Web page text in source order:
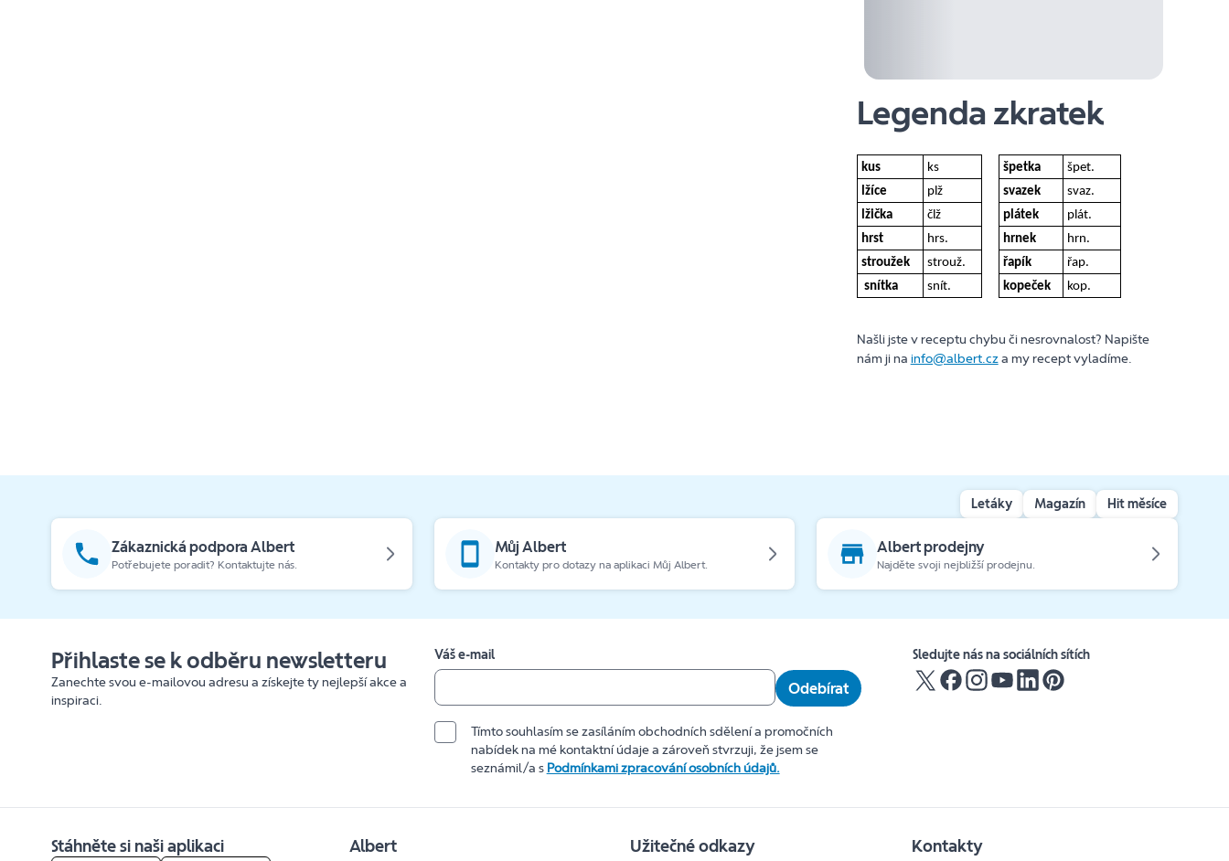
Legenda zkratek
kus ks špetka
špet.
lžíce
plž svazek
svaz.
lžička
člž plátek
plát.
hrst
hrs. hrnek
hrn.
stroužek
strouž. řapík
řap.
snítka
snít. kopeček kop.
Našli jste v receptu chybu či nesrovnalost? Napište
nám ji na info@albert.cza my recept vyladíme.
Letáky Magazín Hit měsíce
Zákaznická podpora Albert
Potřebujete poradit? Kontaktujte nás.
Můj Albert
Kontakty pro dotazy na aplikaci Můj Albert.
Albert prodejny
Najděte svoji nejbližší prodejnu.
Přihlaste se k odběru newsletteru
Zanechte svou e-mailovou adresu a získejte ty nejlepší akce a
inspiraci.
Váš e-mail
Odebírat
Tímto souhlasím se zasíláním obchodních sdělení a promočních
nabídek na mé kontaktní údaje a zároveň stvrzuji, že jsem se
seznámil/a s Podmínkami zpracování osobních údajů.
Sledujte nás na sociálních sítích
Stáhněte si naši aplikaci Albert Užitečné odkazy Kontakty